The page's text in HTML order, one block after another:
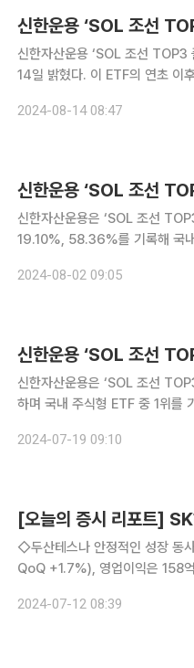
신한운용 ‘SOL 조선
신한자산운용 ‘SOL 조선
14일 밝혔다. 이 ETF의 연초 이
대 조선사인 HD한국조선해양, 삼
2024-08-14 08:47
신한운용 ‘SOL 조선
신한자산운용은 ‘SOL 조선
19.10%, 58.36%를 기록해 국내 상
것과 대조적이다. SOL 조선
2024-08-02 09:05
신한운용 ‘SOL 조선
신한자산운용은 ‘SOL 조선
하며 국내 주식형 ETF 중 1위를 기록했다고 19일 밝혔
지난해 말 162억 원이었던 해당
2024-07-19 09:10
[오늘의 증시 리포트]
◇두산테스나 안정적인 성장 동사 별도 기준 2024년 2분기 매출액은 900억원(YoY +1.1%,
QoQ +1.7%), 영업이익은 158
는데 이는 전장용 SOC 부문의 성
2024-07-12 08:39